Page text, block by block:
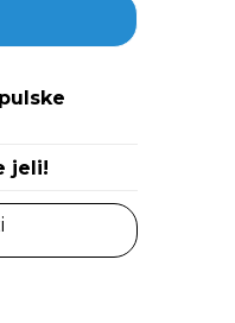
jeli!